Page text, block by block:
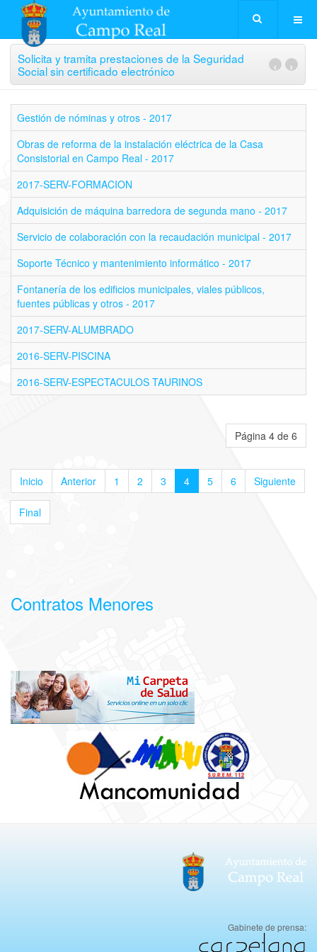
Solicita y tramita prestaciones de la Seguridad
Social sin certificado electrónico
›
‹
Gestión de nóminas y otros - 2017
Obras de reforma de la instalación eléctrica de la Casa
Consistorial en Campo Real - 2017
2017-SERV-FORMACION
Adquisición de máquina barredora de segunda mano - 2017
Servicio de colaboración con la recaudación municipal - 2017
Soporte Técnico y mantenimiento informático - 2017
Fontanería de los edificios municipales, viales públicos,
fuentes públicas y otros - 2017
2017-SERV-ALUMBRADO
2016-SERV-PISCINA
2016-SERV-ESPECTACULOS TAURINOS
Página 4 de 6
Inicio Anterior 1 2 3 4 5 6 Siguiente
Final
Contratos Menores
Gabinete de prensa: